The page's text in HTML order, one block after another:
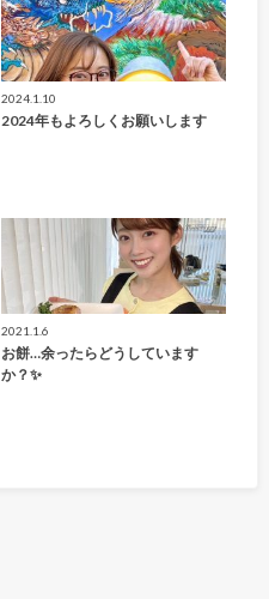
2024.1.10
2024年もよろしくお願いします
2021.1.6
お餅…余ったらどうしています
か？✨